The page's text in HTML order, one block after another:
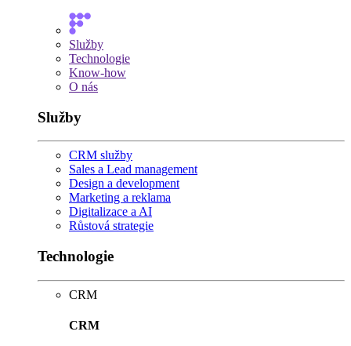
Služby
Technologie
Know-how
O nás
Služby
CRM služby
Sales a Lead management
Design a development
Marketing a reklama
Digitalizace a AI
Růstová strategie
Technologie
CRM
CRM